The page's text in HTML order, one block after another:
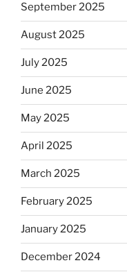
September 2025
August 2025
July 2025
June 2025
May 2025
April 2025
March 2025
February 2025
January 2025
December 2024